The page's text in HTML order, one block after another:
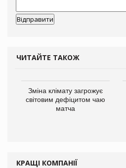
ЧИТАЙТЕ ТАКОЖ
Зміна клімату загрожує
світовим дефіцитом чаю
матча
КРАЩІ КОМПАНІЇ